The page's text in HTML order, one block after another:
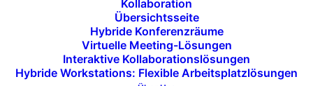
Kollaboration
Übersichtsseite
Hybride Konferenzräume
Virtuelle Meeting-Lösungen
Interaktive Kollaborationslösungen
Hybride Workstations: Flexible Arbeitsplatzlösungen
haben wir eine Auswahl führender Plattformen für
Videokonferenzenin unser Portfolio aufgenommen.
Diese bieten eine breite Palette von Funktionen, die
speziell für die effiziente Zusammenarbeit von